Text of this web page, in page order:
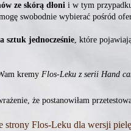
ze skórą dłoni i w tym
swobodnie wybierać pośród
sztuk jednocześnie, które
kremy Flos-Leku z serii Hand
że postanowiłam
strony Flos-Leku dla wersji